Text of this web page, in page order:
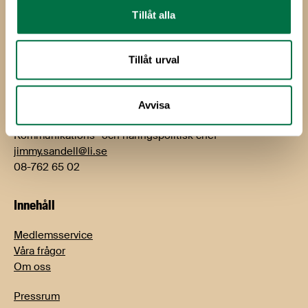
Tillåt alla
Tillåt urval
Avvisa
Björn Hellman
08-762 65 01
Kommunikations- och näringspolitisk chef
jimmy.sandell@li.se
08-762 65 02
Innehåll
Medlemsservice
Våra frågor
Om oss
Pressrum